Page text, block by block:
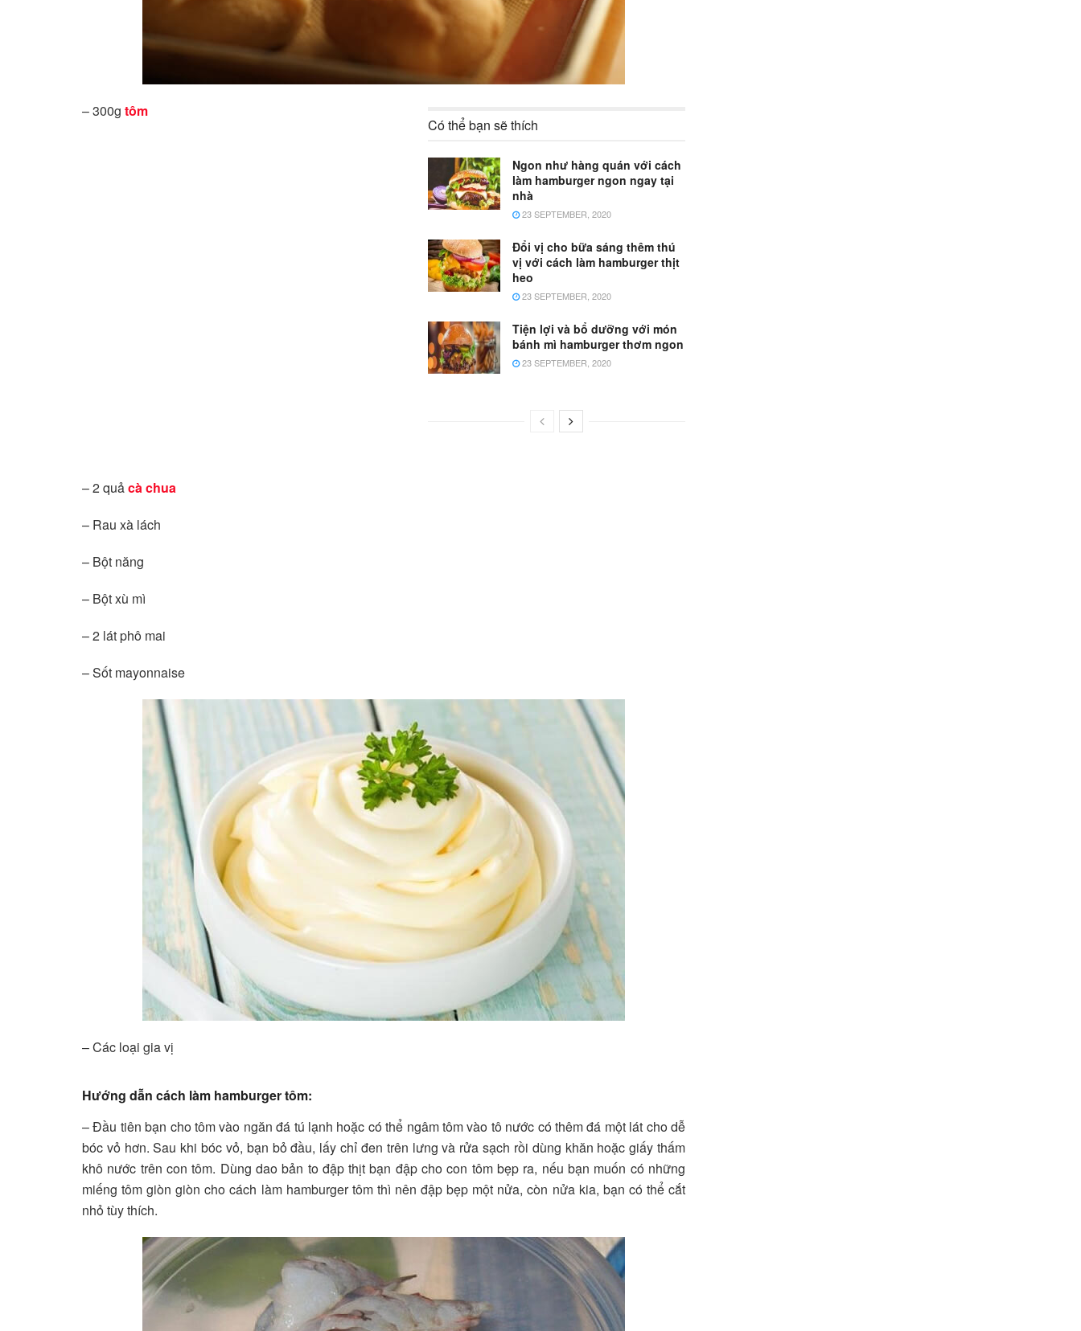
Có thể bạn sẽ thích
Ngon như hàng quán với cách
làm hamburger ngon ngay tại
nhà
23 SEPTEMBER, 2020
Đổi vị cho bữa sáng thêm thú
vị với cách làm hamburger thịt
heo
23 SEPTEMBER, 2020
Tiện lợi và bổ dưỡng với món
bánh mì hamburger thơm ngon
23 SEPTEMBER, 2020
– 300g tôm
– 2 quảcà chua
– Rau xà lách
– Bột năng
– Bột xù mì
– 2 lát phô mai
– Sốt mayonnaise
– Các loại gia vị
Hướng dẫn cách làm hamburger tôm:
– Đầu tiên bạn cho tôm vào ngăn đá tú lạnh hoặc có thể ngâm tôm vào tô nước có thêm đá một lát cho dễ
bóc vỏ hơn. Sau khi bóc vỏ, bạn bỏ đầu, lấy chỉ đen trên lưng và rửa sạch rồi dùng khăn hoặc giấy thấm
khô nước trên con tôm. Dùng dao bản to đập thịt bạn đập cho con tôm bẹp ra, nếu bạn muốn có những
miếng tôm giòn giòn cho cách làm hamburger tôm thì nên đập bẹp một nửa, còn nửa kia, bạn có thể cắt
nhỏ tùy thích.